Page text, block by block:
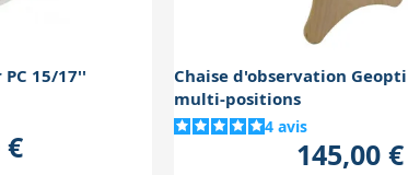
15/17''
€
Chaise d'observation
multi-positions
4 avis
145,00 €